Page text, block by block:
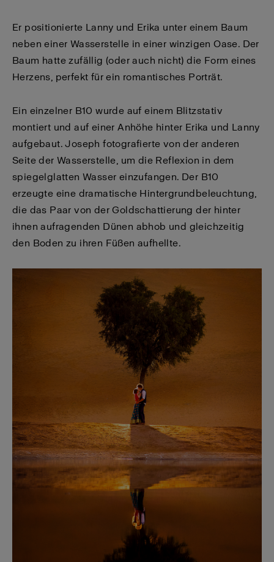
Er positionierte Lanny und Erika unter einem Baum
neben einer Wasserstelle in einer winzigen Oase. Der
Baum hatte zufällig (oder auch nicht) die Form eines
Herzens, perfekt für ein romantisches Porträt.
Ein einzelner B10 wurde auf einem Blitzstativ
montiert und auf einer Anhöhe hinter Erika und Lanny
aufgebaut. Joseph fotografierte von der anderen
Seite der Wasserstelle, um die Reflexion in dem
spiegelglatten Wasser einzufangen. Der B10
erzeugte eine dramatische Hintergrundbeleuchtung,
die das Paar von der Goldschattierung der hinter
ihnen aufragenden Dünen abhob und gleichzeitig
den Boden zu ihren Füßen aufhellte.